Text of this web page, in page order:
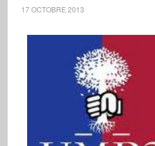
17 OCTOBRE 2013